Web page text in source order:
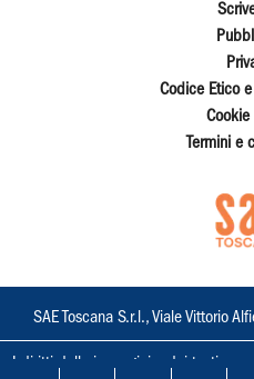
Codice Etico
Cookie
Termini e
SAE Toscana S.r.l., Viale Vittorio
I diritti delle immagini e dei testi sono